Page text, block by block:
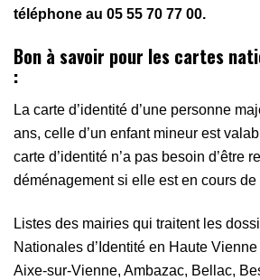
téléphone au 05 55 70 77 00.
Bon à savoir pour les cartes
:
La carte d’identité d’une personne
ans, celle d’un enfant mineur est
carte d’identité n’a pas besoin d’être
déménagement si elle est en cours de
Listes des mairies qui traitent les
Nationales d’Identité en Haute Vienne
Aixe-sur-Vienne, Ambazac, Bellac,